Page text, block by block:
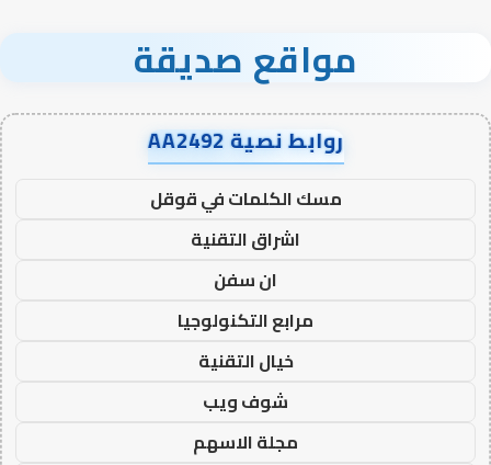
مواقع صديقة
روابط نصية AA2492
مسك الكلمات في قوقل
اشراق التقنية
ان سفن
مرابع التكنولوجيا
خيال التقنية
شوف ويب
مجلة الاسهم